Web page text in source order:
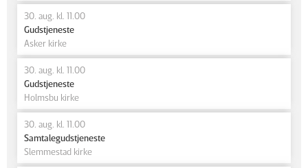
30. aug. kl. 11.00
Gudstjeneste
Asker kirke
30. aug. kl. 11.00
Gudstjeneste
Holmsbu kirke
30. aug. kl. 11.00
Samtalegudstjeneste
Slemmestad kirke